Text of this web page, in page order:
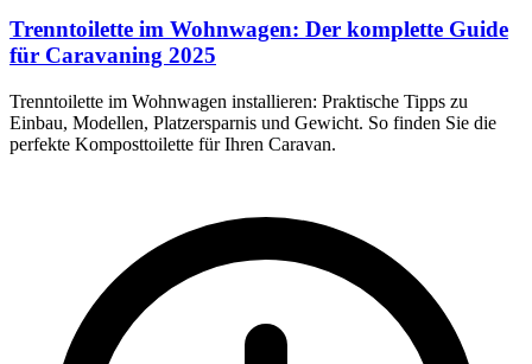
Trenntoilette im Wohnwagen: Der komplette Guide
für Caravaning 2025
Trenntoilette im Wohnwagen installieren: Praktische Tipps zu
Einbau, Modellen, Platzersparnis und Gewicht. So finden Sie die
perfekte Komposttoilette für Ihren Caravan.